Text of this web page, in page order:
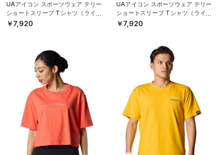
UAアイコン スポーツウェア テリー
ショートスリーブ Tシャツ（ライフ
スタイル/MEN）
￥7,920
UAアイコン スポーツウェア テリー
ショートスリーブ Tシャツ（ライフ
スタイル/MEN）
￥7,920